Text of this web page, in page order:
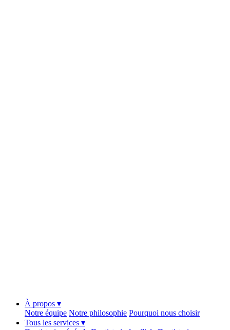
À propos ▾
Notre équipe Notre philosophie Pourquoi nous choisir
Tous les services ▾